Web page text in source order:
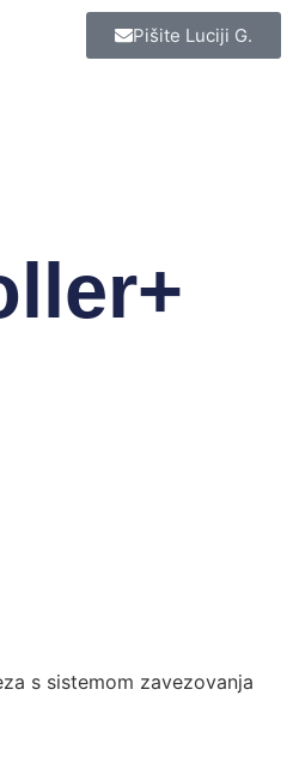
Pišite Luciji G.
s sistemom zavezovanja